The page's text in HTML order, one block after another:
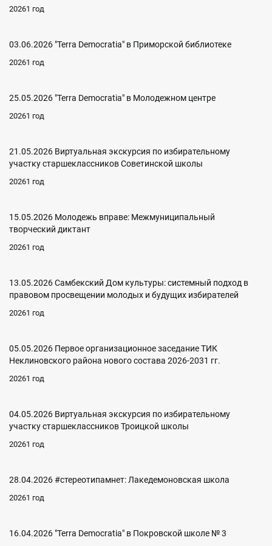
20261 год
03.06.2026 "Terra Democratia" в Приморской библиотеке
20261 год
25.05.2026 "Terra Democratia" в Молодежном центре
20261 год
21.05.2026 Виртуальная экскурсия по избирательному
участку старшеклассников Советинской школы
20261 год
15.05.2026 Молодежь вправе: Межмуниципальный
творческий диктант
20261 год
13.05.2026 Самбекский Дом культуры: системный подход в
правовом просвещении молодых и будущих избирателей
20261 год
05.05.2026 Первое организационное заседание ТИК
Неклиновского района нового состава 2026-2031 гг.
20261 год
04.05.2026 Виртуальная экскурсия по избирательному
участку старшеклассников Троицкой школы
20261 год
28.04.2026 #стереотипамнет: Лакедемоновская школа
20261 год
16.04.2026 "Terra Democratia" в Покровской школе № 3